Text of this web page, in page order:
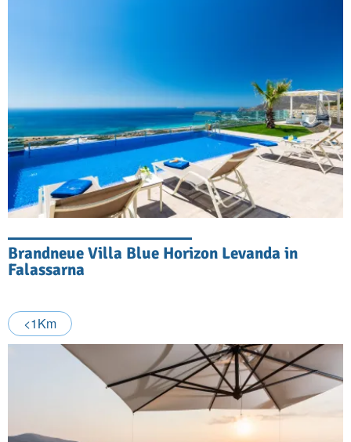
Brandneue Villa Blue Horizon Levanda in
Falassarna
<1Km